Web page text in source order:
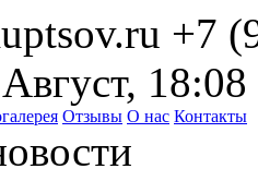
+7
18:08
Отзывы О нас Контакты